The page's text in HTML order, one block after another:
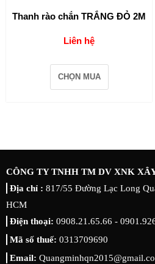
Thanh rào chắn TRẮNG ĐỎ 2M
Liên hệ
CHỌN MUA
CÔNG TY TNHH TM DV XNK
Địa chỉ : 817/55 Đường Lạc Long
HCM
Điện thoại: 0908.21.65.66 -
Mã số thuế: 0313709690
Email: